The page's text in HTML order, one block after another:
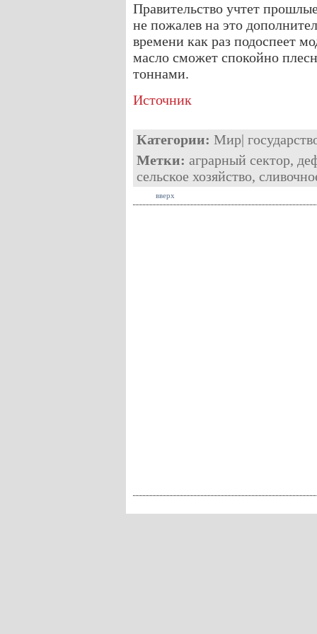
Правительство учтет
не пожалев на это
времени как раз подоспеет
масло сможет спокойно
тоннами.
Источник
Категории: Мир|
Метки: аграрный сектор,
сельское хозяйство,
вверх